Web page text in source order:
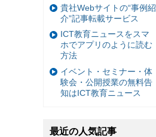
貴社Webサイトの“事例紹
介”記事転載サービス
ICT教育ニュースをスマ
ホでアプリのように読む
方法
イベント・セミナー・体
験会・公開授業の無料告
知はICT教育ニュース
最近の人気記事